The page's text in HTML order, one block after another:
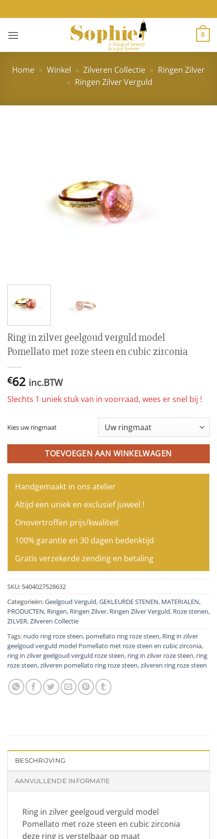
naar
inhoud
0
Home » Winkel » Zilveren Collectie » Ringen Zilver
» Ringen Zilver Verguld
Ring in zilver geelgoud verguld model
Pomellato met roze steen en cubic zirconia
€62 inc.BTW
Slechts 1 uniek stuk van in voorraad, wees er snel bij !
Kies uw ringmaat
TOEVOEGEN AAN WINKELWAGEN
Handgemaakt in ons atelier
Altijd een uniek en exclusief juweel !
Onovertroffen prijs/kwaliteit
100% garantie en 30 dagen bedenktijd
Gratis verzekerde zending en betaling
SKU: 5404027528632
Categorieën:Geelgoud Verguld,GEKLEURDE STENEN, MATERIALEN,
PRODUCTEN, Ringen, Ringen Zilver, Ringen Zilver Verguld, Roze stenen,
ZILVER,Zilveren Collectie
Tags: nudo ring roze steen, pomellato ring roze steen, Ring in zilver
geelgoud verguld model Pomellato met roze steen en cubic zirconia,
ring in zilver geelgoud verguld roze steen, ring in zilver roze steen, ring
roze steen,zilveren pomellato ring roze steen,zilveren ring roze steen
BESCHRIJVING
AANVULLENDE INFORMATIE
Ring in zilver geelgoud verguld model
Pomellato met roze steen en cubic zirconia
deze ring is verstelbaar op maat